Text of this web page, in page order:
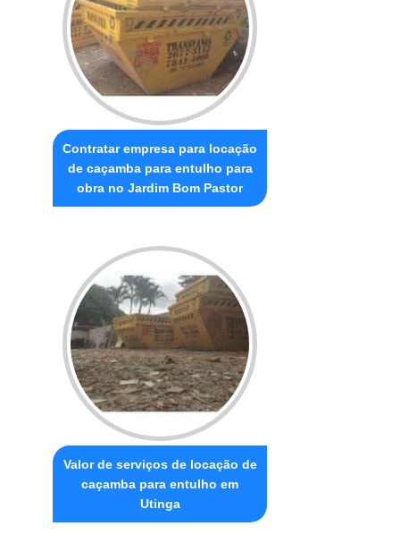
Contratar empresa para locação
de caçamba para entulho para
obra no Jardim Bom Pastor
Valor de serviços de locação de
caçamba para entulho em
Utinga